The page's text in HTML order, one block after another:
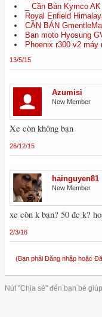
_ Cần Bán Kymco
Royal Enfield
CẦN BÁN
Ban moto Hyosung
Phoenix r300 v2 máy
13/5/15
Azumisi
New Member
Xe còn không bạn
26/12/15
hainguyen81
New Member
xe còn k bạn? 50 đc k?
2/3/16
(Bạn phải Đăng nhập hoặc
Nút "Chia sẻ" đến bạn bè